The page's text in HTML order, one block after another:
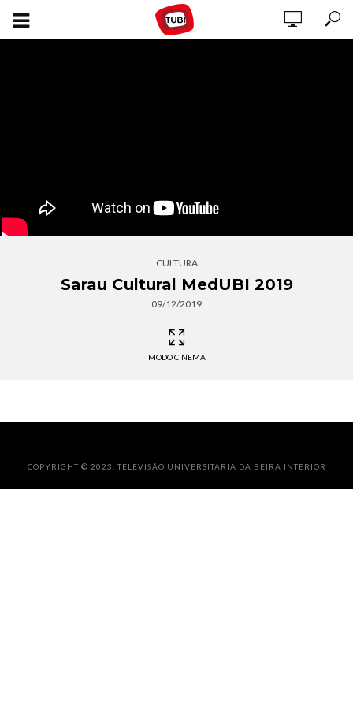
CULTURA
Sarau Cultural MedUBI 2019
09/12/2019
MODO CINEMA
COPYRIGHT © 2023. TELEVISÃO UNIVERSITÁRIA DA BEIRA INTERIOR